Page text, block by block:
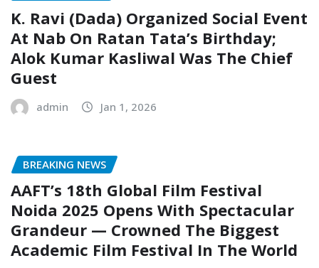
K. Ravi (Dada) Organized Social Event
At Nab On Ratan Tata’s Birthday;
Alok Kumar Kasliwal Was The Chief
Guest
admin Jan 1, 2026
BREAKING NEWS
AAFT’s 18th Global Film Festival
Noida 2025 Opens With Spectacular
Grandeur — Crowned The Biggest
Academic Film Festival In The World